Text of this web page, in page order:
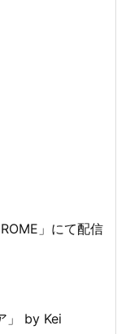
」にて配信
」 by Kei